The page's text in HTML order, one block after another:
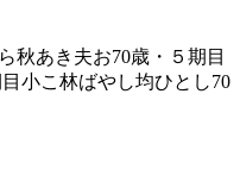
秋あき夫お70歳・５期目
小こ林ばやし均ひとし70